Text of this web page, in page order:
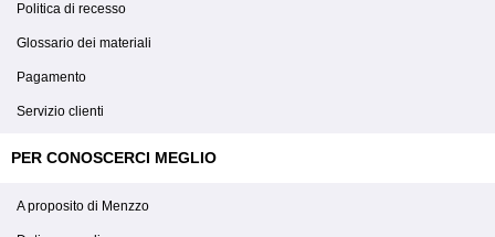
Politica di recesso
Glossario dei materiali
Pagamento
Servizio clienti
PER CONOSCERCI MEGLIO
A proposito di Menzzo